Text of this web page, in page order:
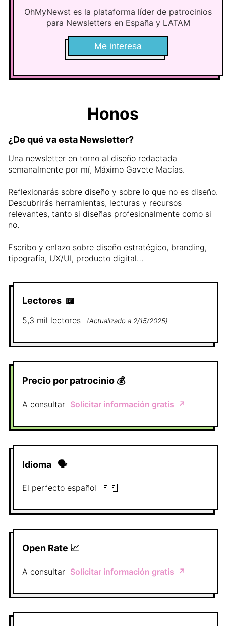
OhMyNewst es la plataforma líder de patrocinios
para Newsletters en España y LATAM
Me interesa
Honos
¿De qué va esta Newsletter?
Una newsletter en torno al diseño redactada
semanalmente por mí, Máximo Gavete Macías.
Reflexionarás sobre diseño y sobre lo que no es diseño.
Descubrirás herramientas, lecturas y recursos
relevantes, tanto si diseñas profesionalmente como si
no.
Escribo y enlazo sobre diseño estratégico, branding,
tipografía, UX/UI, producto digital…
Lectores 📖
5,3 mil lectores (Actualizado a 2/15/2025)
Precio por patrocinio 💰
A consultar Solicitar información gratis ↗️
Idioma 🗣
El perfecto español 🇪🇸
Open Rate 📈
A consultar Solicitar información gratis ↗️